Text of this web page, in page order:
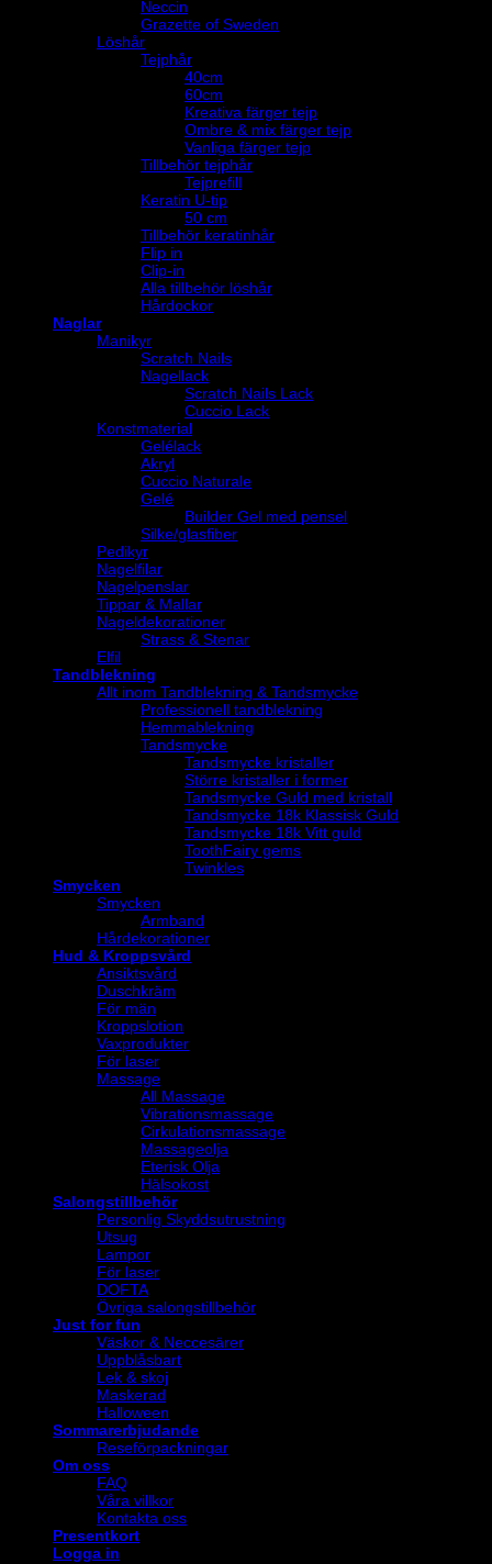
Neccin
Grazette of Sweden
Löshår
Tejphår
40cm
60cm
Kreativa färger tejp
Ombre & mix färger tejp
Vanliga färger tejp
Tillbehör tejphår
Tejprefill
Keratin U-tip
50 cm
Tillbehör keratinhår
Flip in
Clip-in
Alla tillbehör löshår
Hårdockor
Naglar
Manikyr
Scratch Nails
Nagellack
Scratch Nails Lack
Cuccio Lack
Konstmaterial
Gelélack
Akryl
Cuccio Naturale
Gelé
Builder Gel med pensel
Silke/glasfiber
Pedikyr
Nagelfilar
Nagelpenslar
Tippar & Mallar
Nageldekorationer
Strass & Stenar
Elfil
Tandblekning
Allt inom Tandblekning & Tandsmycke
Professionell tandblekning
Hemmablekning
Tandsmycke
Tandsmycke kristaller
Större kristaller i former
Tandsmycke Guld med kristall
Tandsmycke 18k Klassisk Guld
Tandsmycke 18k Vitt guld
ToothFairy gems
Twinkles
Smycken
Smycken
Armband
Hårdekorationer
Hud & Kroppsvård
Ansiktsvård
Duschkräm
För män
Kroppslotion
Vaxprodukter
För laser
Massage
All Massage
Vibrationsmassage
Cirkulationsmassage
Massageolja
Eterisk Olja
Hälsokost
Salongstillbehör
Personlig Skyddsutrustning
Utsug
Lampor
För laser
DOFTA
Övriga salongstillbehör
Just for fun
Väskor & Neccesärer
Uppblåsbart
Lek & skoj
Maskerad
Halloween
Sommarerbjudande
Reseförpackningar
Om oss
FAQ
Våra villkor
Kontakta oss
Presentkort
Logga in